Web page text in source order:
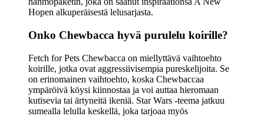
Hopen alkuperäisestä lelusarjasta.
Onko Chewbacca hyvä purulelu koirille?
Fetch for Pets Chewbacca on miellyttävä vaihtoehto
koirille, jotka ovat aggressiivisempia pureskelijoita. Se
on erinomainen vaihtoehto, koska Chewbaccaa
ympäröivä köysi kiinnostaa ja voi auttaa hieromaan
kutisevia tai ärtyneitä ikeniä. Star Wars -teema jatkuu
sumealla lelulla keskellä, joka tarjoaa myös